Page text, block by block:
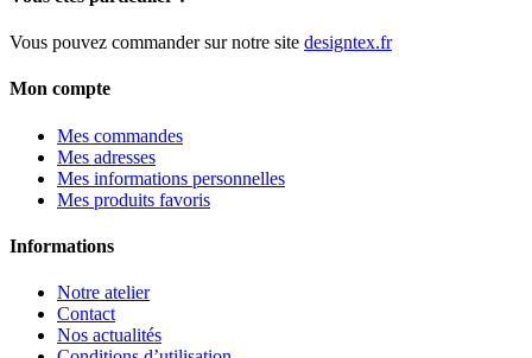
Vous pouvez commander sur notre site designtex.fr
Mon compte
Mes commandes
Mes adresses
Mes informations personnelles
Mes produits favoris
Informations
Notre atelier
Contact
Nos actualités